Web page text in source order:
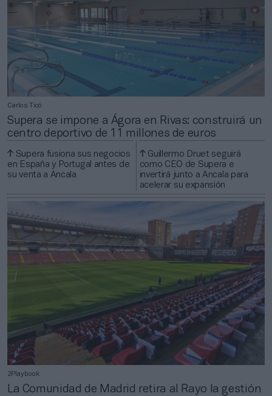
Carlos Ticó
Supera se impone a Ágora en Rivas: construirá un
centro deportivo de 11 millones de euros
Supera fusiona sus negocios
en España y Portugal antes de
su venta a Ancala
Guillermo Druet seguirá
como CEO de Supera e
invertirá junto a Ancala para
acelerar su expansión
2Playbook
La Comunidad de Madrid retira al Rayo la gestión